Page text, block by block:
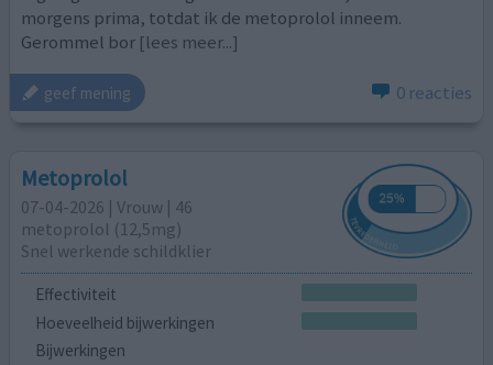
morgens prima, totdat ik de metoprolol inneem.
Gerommel bor [lees meer...]
geef mening 0 reacties
Metoprolol
07-04-2026 | Vrouw | 46
metoprolol (12,5mg)
Snel werkende schildklier
Effectiviteit
Hoeveelheid bijwerkingen
Bijwerkingen